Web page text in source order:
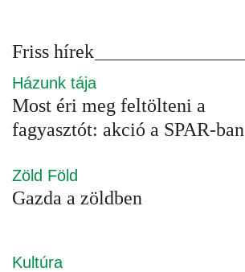
Friss hírek
Házunk tája
Most éri meg feltölteni a
fagyasztót: akció a SPAR-ban
Zöld Föld
Gazda a zöldben
Kultúra